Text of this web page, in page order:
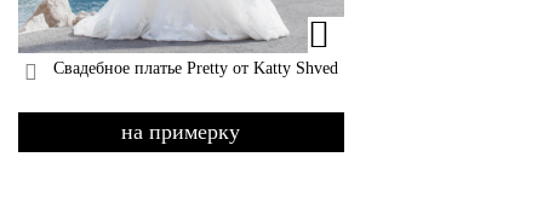
Свадебное платье Pretty от Katty Shved
на примерку